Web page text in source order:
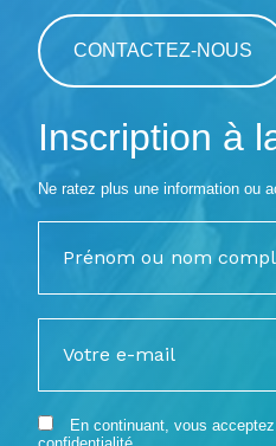
CONTACTEZ-NOUS
Inscription à
Ne ratez plus une information ou
En continuant, vous